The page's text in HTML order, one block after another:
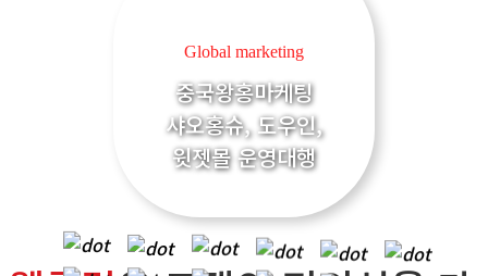
Global marketing
중국왕홍마케팅
샤오홍슈, 도우인,
윗젯몰 운영대행